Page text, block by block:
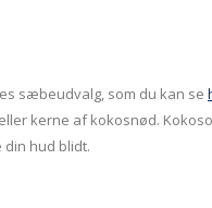
sæbeudvalg, som du kan se
kerne af kokosnød.
hud blidt.